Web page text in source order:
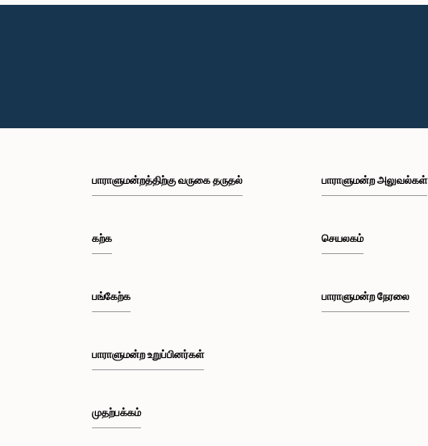
பாராளுமன்றத்திற்கு வருகை தருதல்
கற்க
பங்கேற்க
பாராளுமன்ற உறுப்பினர்கள்
முதற்பக்கம்
பாராளுமன்ற அலுவல்கள்
செயலகம்
பாராளுமன்ற நேரலை